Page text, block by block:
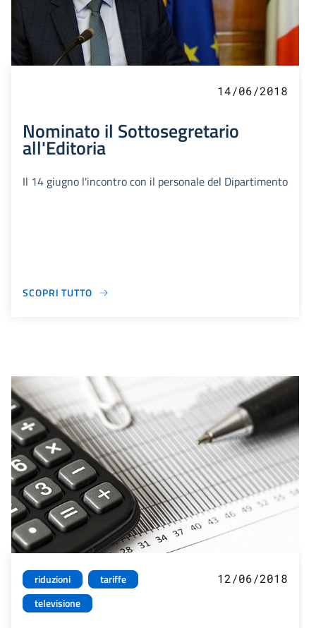
14/06/2018
Nominato il Sottosegretario
all'Editoria
Il 14 giugno l'incontro con il personale del Dipartimento
SCOPRI TUTTO
riduzioni
tariffe
televisione
12/06/2018